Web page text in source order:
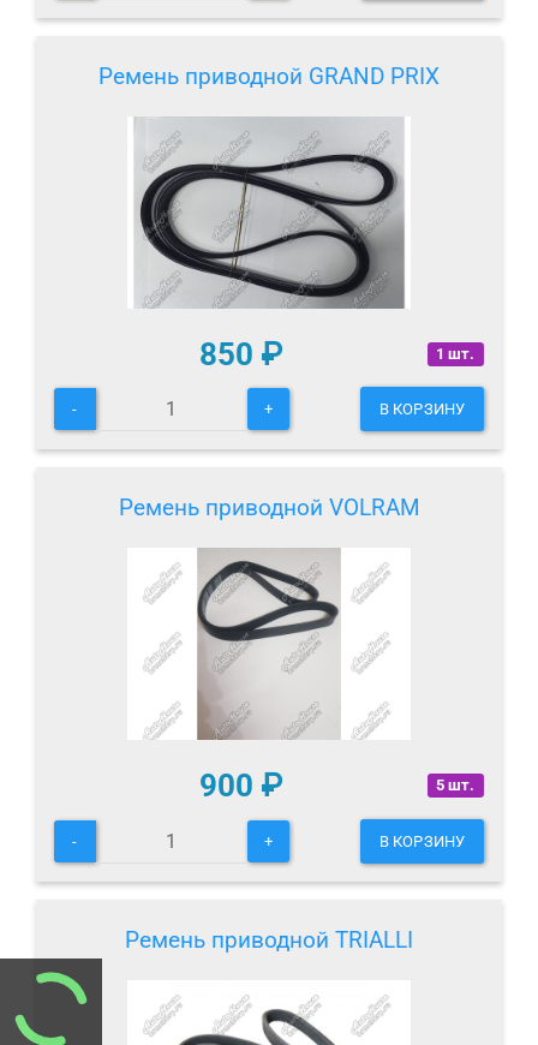
Ремень приводной GRAND PRIX
1 шт.
850 ₽
- + В КОРЗИНУ
Ремень приводной VOLRAM
5 шт.
900 ₽
- + В КОРЗИНУ
Ремень приводной TRIALLI